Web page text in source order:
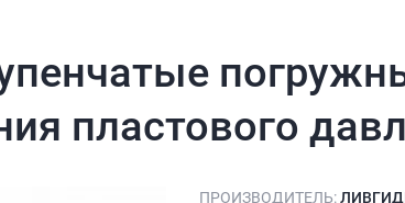
пластового
ПРОИЗВОДИТЕЛЬ: